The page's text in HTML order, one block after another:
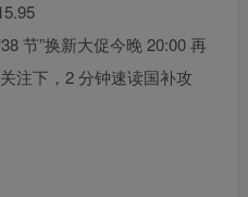
节”换新大促今晚 20:00 再
注下，2 分钟速读国补攻